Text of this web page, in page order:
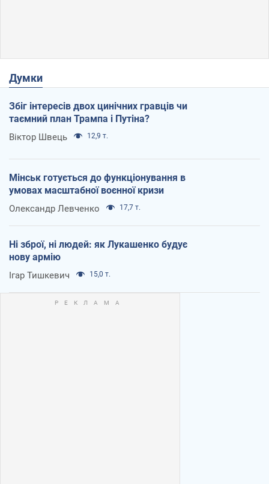
Думки
Збіг інтересів двох цинічних гравців чи
таємний план Трампа і Путіна?
Віктор Швець 12,9 т.
Мінськ готується до функціонування в
умовах масштабної воєнної кризи
Олександр Левченко 17,7 т.
Ні зброї, ні людей: як Лукашенко будує
нову армію
Ігар Тишкевич 15,0 т.